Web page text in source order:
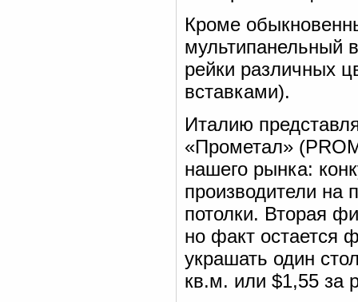
Кроме
мультипанельный
рейки различных
вставками).
Италию
«Прометал»
нашего рынка:
производители на
потолки. Вторая
но факт остается
украшать один
кв.м. или $1,55 за